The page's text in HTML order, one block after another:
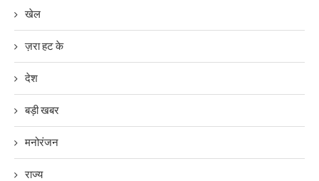
खेल
ज़रा हट के
देश
बड़ी खबर
मनोरंजन
राज्य